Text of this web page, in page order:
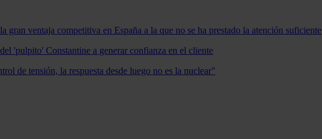
gran ventaja competitiva en España a la que no se ha prestado la atención suficiente
'pulpito' Constantine a generar confianza en el cliente
de tensión, la respuesta desde luego no es la nuclear"